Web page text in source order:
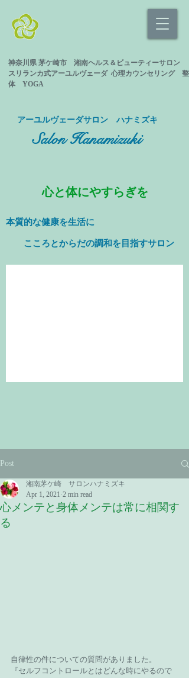
神奈川県 茅ケ崎市 湘南ヘルス＆ビューティーサロン
スリランカ式アーユルヴェーダ 心理カウンセリング 整
体 YOGA
​アーユルヴェーダサロン ハナミズキ
Salon Hanamizuki
心と体にやすらぎを
本質的な健康を生活に
​ こころとからだの調和を目指すサロン
Post
心メンテと身体メンテは常に相関す
る
湘南茅ケ崎 サロンハナミズキ
Apr 1, 2021 2 min read
自律性の件についての質問がありました。
『セルフコントロールとはどんな時にやるので